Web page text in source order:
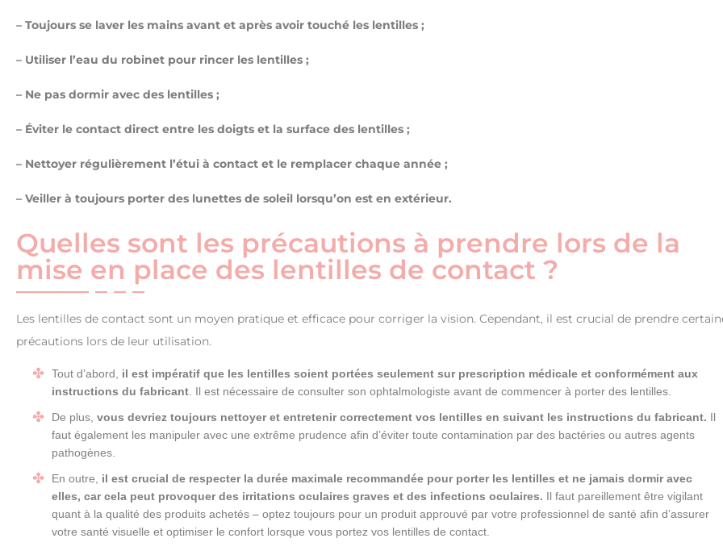
– Toujours se laver les mains avant et après avoir touché les lentilles ;
– Utiliser l’eau du robinet pour rincer les lentilles ;
– Ne pas dormir avec des lentilles ;
– Éviter le contact direct entre les doigts et la surface des lentilles ;
– Nettoyer régulièrement l’étui à contact et le remplacer chaque année ;
– Veiller à toujours porter des lunettes de soleil lorsqu’on est en extérieur.
Quelles sont les précautions à prendre lors de la
mise en place des lentilles de contact ?
Les lentilles de contact sont un moyen pratique et efficace pour corriger la vision. Cependant, il est crucial de prendre
précautions lors de leur utilisation.
Tout d’abord,
il est impératif que les lentilles soient portées seulement sur prescription médicale et conformément aux
instructions du fabricant . Il est nécessaire de consulter son ophtalmologiste avant de commencer à porter des lentilles.
De plus, vous devriez toujours nettoyer et entretenir correctement vos lentilles en suivant les instructions du fabricant. Il
faut également les manipuler avec une extrême prudence afin d’éviter toute contamination par des bactéries ou autres agents
pathogènes.
En outre, il est crucial de respecter la durée maximale recommandée pour porter les lentilles et ne jamais dormir avec
elles, car cela peut provoquer des irritations oculaires graves et des infections oculaires. Il faut pareillement être vigilant
quant à la qualité des produits achetés – optez toujours pour un produit approuvé par votre professionnel de santé afin d’assurer
votre santé visuelle et optimiser le confort lorsque vous portez vos lentilles de contact.